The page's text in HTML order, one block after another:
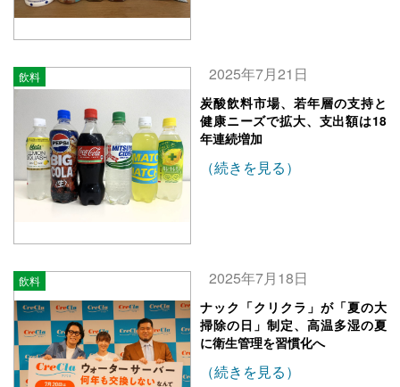
飲料 2025年7月21日
炭酸飲料市場、若年層の支持と
健康ニーズで拡大、支出額は18
年連続増加
（続きを見る）
飲料 2025年7月18日
ナック「クリクラ」が「夏の大
掃除の日」制定、高温多湿の夏
に衛生管理を習慣化へ
（続きを見る）